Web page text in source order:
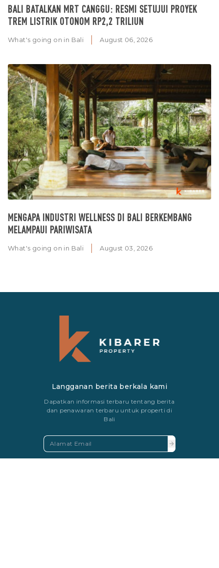
BALI BATALKAN MRT CANGGU: RESMI SETUJUI PROYEK
TREM LISTRIK OTONOM RP2,2 TRILIUN
What's going on in Bali August 06, 2026
MENGAPA INDUSTRI WELLNESS DI BALI BERKEMBANG
MELAMPAUI PARIWISATA
What's going on in Bali August 03, 2026
Langganan berita berkala kami
Dapatkan informasi terbaru tentang berita
dan penawaran terbaru untuk properti di
Bali